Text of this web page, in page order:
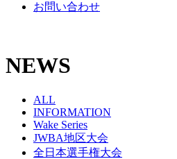
お問い合わせ
NEWS
ALL
INFORMATION
Wake Series
JWBA地区大会
全日本選手権大会